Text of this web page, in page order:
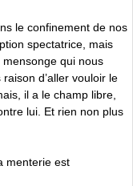
le confinement de nos
spectatrice, mais
mensonge qui nous
d’aller vouloir le
il a le champ libre,
lui. Et rien non plus
menterie est